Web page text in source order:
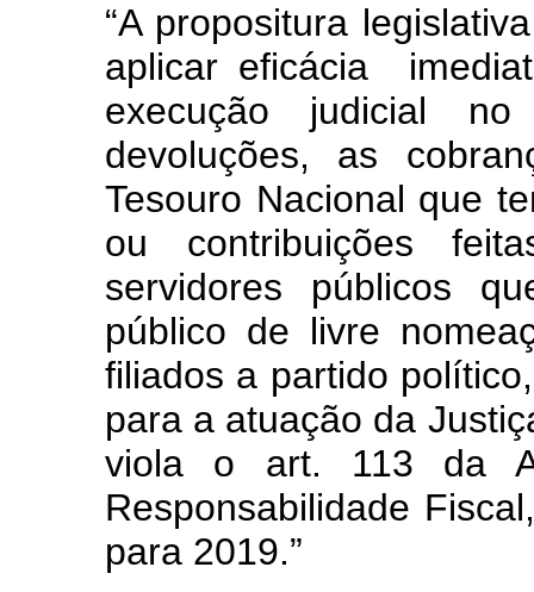
“A propositura
aplicar eficácia
execução judicial
devoluções, as
Tesouro Nacional que
ou contribuições
servidores públicos
público de livre
filiados a partido
para a atuação da
viola o art. 113 da
Responsabilidade
para 2019.”